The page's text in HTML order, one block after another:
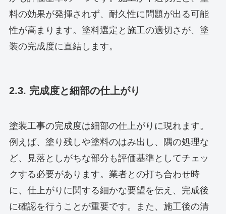
料の効果が発揮されず、耐久性に問題が出る可能
性が高まります。塗料選定と施工の適切さが、塗
装の完成度に直結します。
2.3. 完成度と細部の仕上がり
塗装工事の完成度は細部の仕上がりに現れます。
例えば、塗り残しや塗料のはみ出し、隅の処理な
ど、見落としがちな部分も評価基準としてチェッ
クする必要があります。業者との打ち合わせ時
に、仕上がりに関する細かな要望を伝え、完成後
に確認を行うことが重要です。また、施工後の清